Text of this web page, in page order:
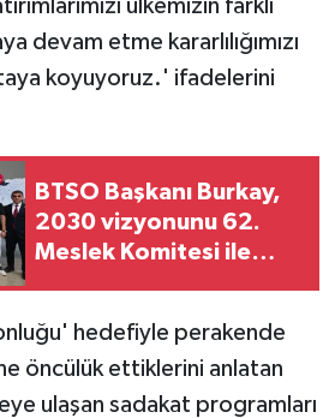
ülkemizin farklı
devam etme kararlılığımızı
koyuyoruz.' ifadelerini
BTSO Başkanı Burkay,
2030 vizyonunu 62.
Meslek Komitesi ile
hedefiyle perakende
öncülük ettiklerini anlatan
ulaşan sadakat programları